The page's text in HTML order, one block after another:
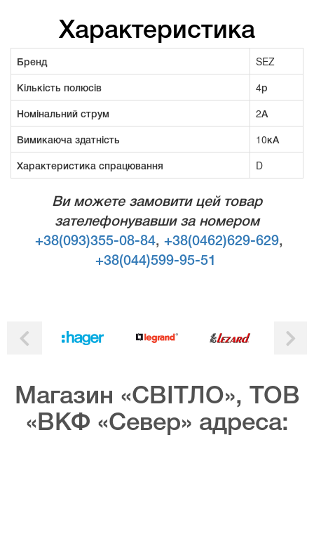
Характеристика
Бренд
SEZ
Кількість полюсів
4р
Номінальний струм
2А
Вимикаюча здатність
10кА
Характеристика спрацювання
D
Ви можете замовити цей товар
зателефонувавши за номером
+38(093)355-08-84, +38(0462)629-629,
+38(044)599-95-51
Магазин «СВІТЛО», ТОВ
«ВКФ «Север» адреса: